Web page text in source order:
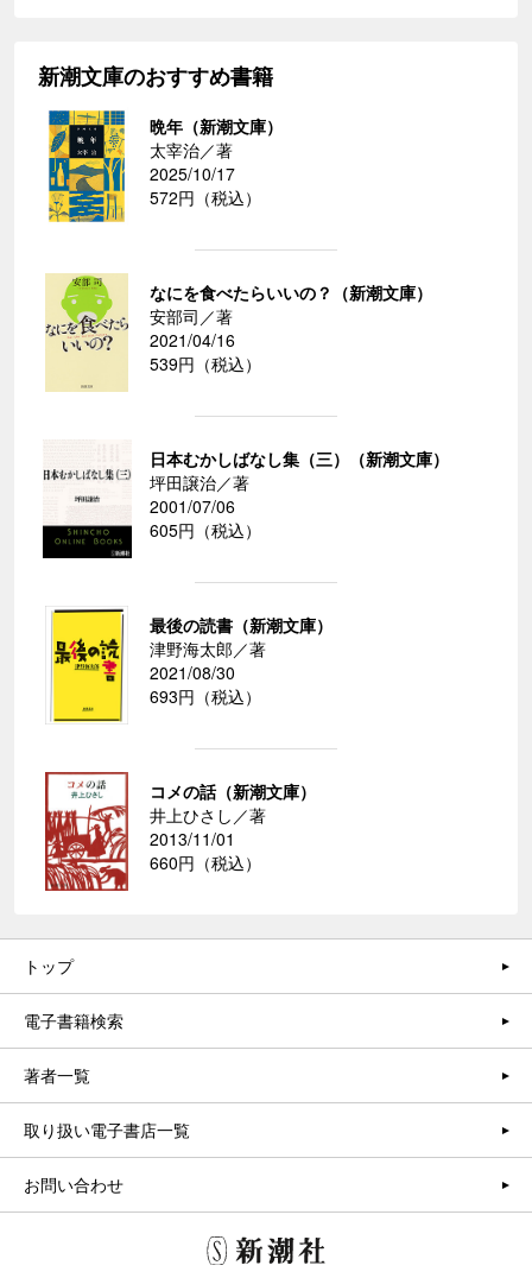
新潮文庫のおすすめ書籍
晩年（新潮文庫）
太宰治／著
2025/10/17
572円（税込）
なにを食べたらいいの？（新潮文庫）
安部司／著
2021/04/16
539円（税込）
日本むかしばなし集（三）（新潮文庫）
坪田譲治／著
2001/07/06
605円（税込）
最後の読書（新潮文庫）
津野海太郎／著
2021/08/30
693円（税込）
コメの話（新潮文庫）
井上ひさし／著
2013/11/01
660円（税込）
トップ
電子書籍検索
著者一覧
取り扱い電子書店一覧
お問い合わせ